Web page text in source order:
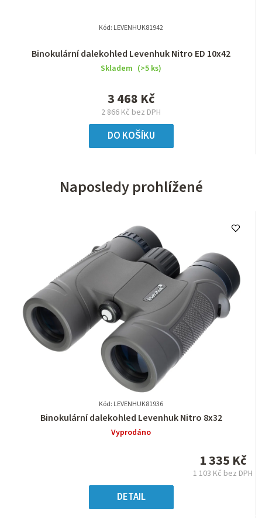
Binokulární dalekohled Levenhuk Nitro ED 10x42
Skladem (>5 ks)
2 866 Kč bez DPH
3 468 Kč
DO KOŠÍKU
Kód: LEVENHUK81942
Naposledy prohlížené
Kód: LEVENHUK81936
Průměrné
hodnocení
5
hvězdiček.
Binokulární dalekohled Levenhuk Nitro 8x32
Vyprodáno
1 335 Kč
1 103 Kč bez DPH
DETAIL